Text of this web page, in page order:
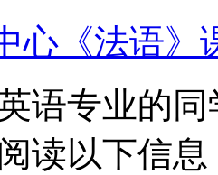
心《法语》
语专业的
读以下信息